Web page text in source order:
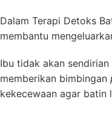
Dalam Terapi Detoks
membantu
Ibu tidak akan
memberikan bimbingan
kekecewaan agar batin